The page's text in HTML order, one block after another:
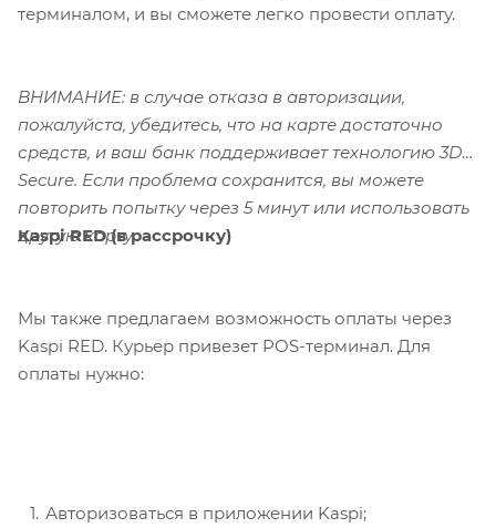
терминалом, и вы сможете легко провести оплату.
ВНИМАНИЕ: в случае отказа в авторизации,
пожалуйста, убедитесь, что на карте достаточно
средств, и ваш банк поддерживает технологию 3D-
Secure. Если проблема сохранится, вы можете
повторить попытку через 5 минут или использовать
другую карту.
Kaspi RED (в рассрочку)
Мы также предлагаем возможность оплаты через
Kaspi RED. Курьер привезет POS-терминал. Для
оплаты нужно:
Авторизоваться в приложении Kaspi;